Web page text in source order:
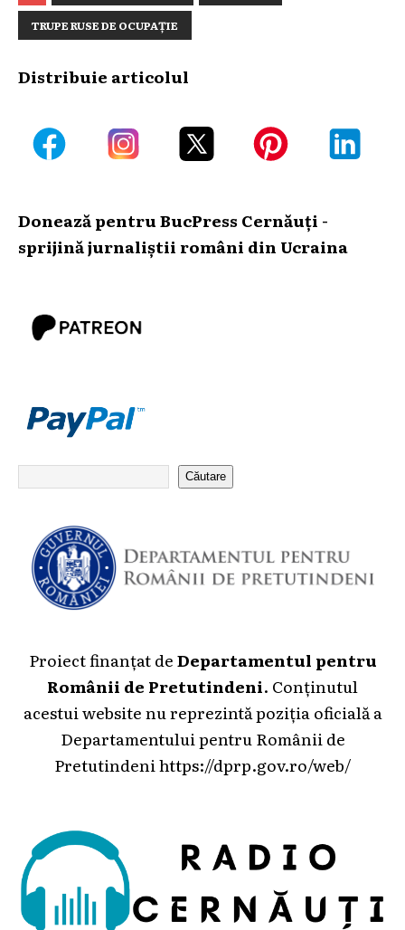
TRUPE RUSE DE OCUPAȚIE
Distribuie articolul
Donează pentru BucPress Cernăuți -
sprijină jurnaliștii români din Ucraina
Căutare
Proiect finanțat deDepartamentul pentru
Românii de Pretutindeni. Conținutul
acestui website nu reprezintă poziția oficială a
Departamentului pentru Românii de
Pretutindeni https://dprp.gov.ro/web/